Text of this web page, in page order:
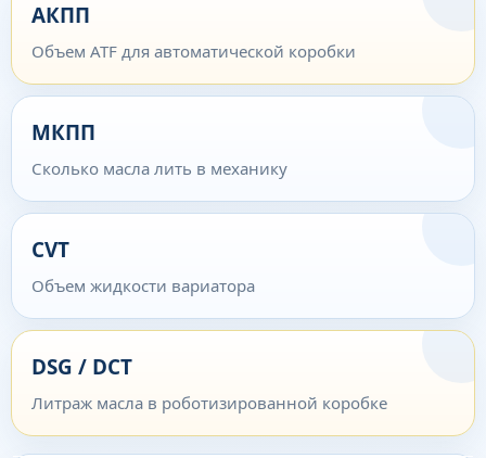
АКПП
Объем ATF для автоматической коробки
МКПП
Сколько масла лить в механику
CVT
Объем жидкости вариатора
DSG / DCT
Литраж масла в роботизированной коробке